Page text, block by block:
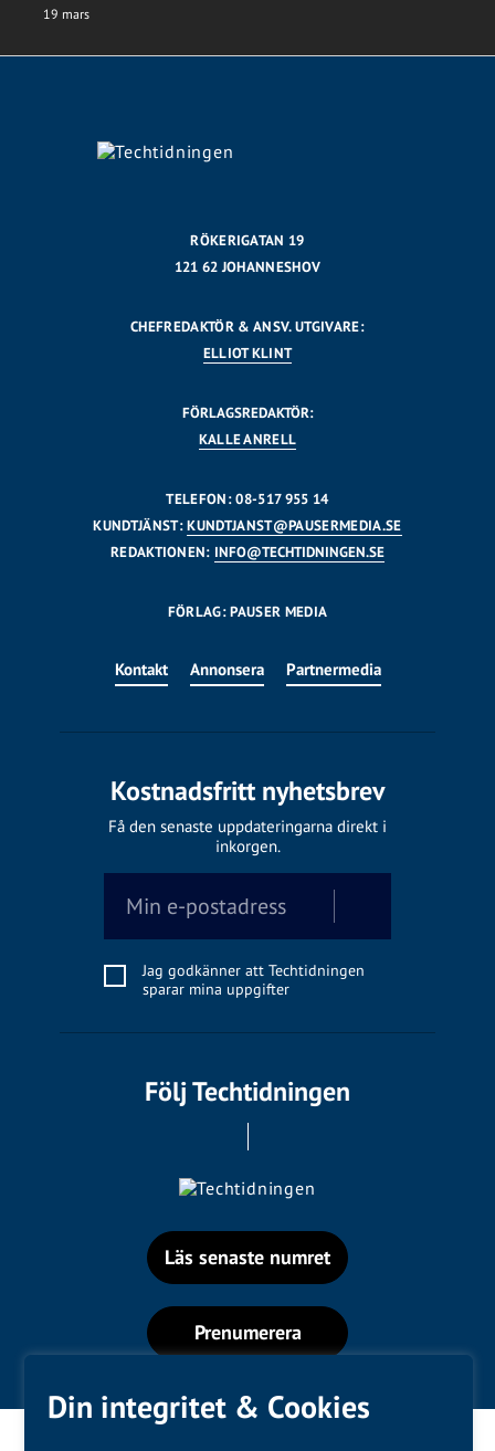
Din integritet & Cookies
19 mars
RÖKERIGATAN 19
121 62 JOHANNESHOV
CHEFREDAKTÖR & ANSV. UTGIVARE:
ELLIOT KLINT
FÖRLAGSREDAKTÖR:
KALLE ANRELL
TELEFON: 08-517 955 14
KUNDTJÄNST:KUNDTJANST@PAUSERMEDIA.SE
REDAKTIONEN: INFO@TECHTIDNINGEN.SE
FÖRLAG: PAUSER MEDIA
Kontakt Annonsera Partnermedia
Kostnadsfritt nyhetsbrev
Få den senaste uppdateringarna direkt i
inkorgen.
Jag godkänner att Techtidningen
sparar mina uppgifter
Följ Techtidningen
Läs senaste numret
Prenumerera